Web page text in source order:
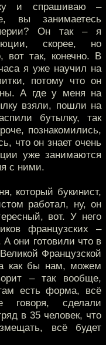
и спрашиваю –
вы занимаетесь
Он так – я
скорее, но
вот так, конечно. В
я уже научил на
потому что он
А где у меня на
взяли, пошли на
бутылку, так
познакомились,
что он знает очень
уже занимаются
с ними.
который букинист,
работал, ну, он
вот. У него
французских –
они готовили что в
Французской
как бы нам, можем
– так вообще,
есть форма, всё
сделали
в 35 человек, что
всё будет